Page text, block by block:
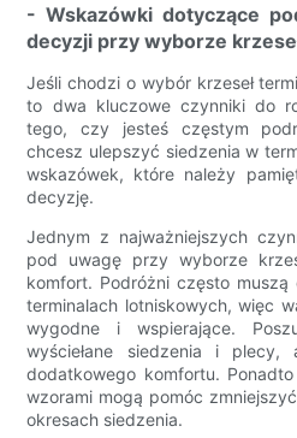
- Wskazówki dotyczące
decyzji przy wyborze
Jeśli chodzi o wybór krzeseł
to dwa kluczowe czynniki do
tego, czy jesteś częstym
chcesz ulepszyć siedzenia w
wskazówek, które należy
decyzję.
Jednym z najważniejszych
pod uwagę przy wyborze
komfort. Podróżni często
terminalach lotniskowych, więc
wygodne i wspierające.
wyściełane siedzenia i plecy,
dodatkowego komfortu.
wzorami mogą pomóc
okresach siedzenia.